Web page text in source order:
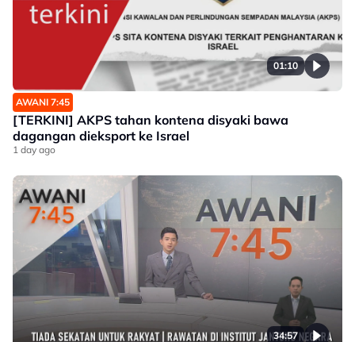
01:10
AWANI 7:45
[TERKINI] AKPS tahan kontena disyaki bawa
dagangan dieksport ke Israel
1 day ago
34:57